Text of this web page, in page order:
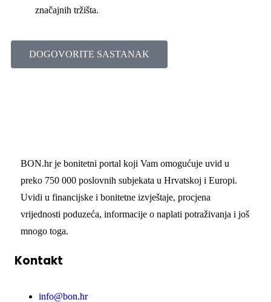
značajnih tržišta.
DOGOVORITE SASTANAK
BON.hr je bonitetni portal koji Vam omogućuje uvid u
preko 750 000 poslovnih subjekata u Hrvatskoj i Europi.
Uvidi u financijske i bonitetne izvještaje, procjena
vrijednosti poduzeća, informacije o naplati potraživanja i još
mnogo toga.
Kontakt
info@bon.hr